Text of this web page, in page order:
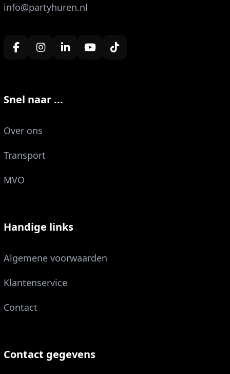
info@partyhuren.nl
Snel naar ...
Over ons
Transport
MVO
Handige links
Algemene voorwaarden
Klantenservice
Contact
Contact gegevens